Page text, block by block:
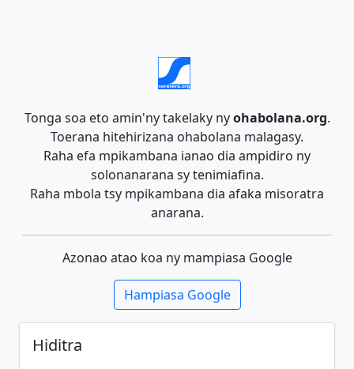
Tonga soa eto amin'ny takelaky nyohabolana.org.
Toerana hitehirizana ohabolana malagasy.
Raha efa mpikambana ianao dia ampidiro ny
solonanarana sy tenimiafina.
Raha mbola tsy mpikambana dia afaka misoratra
anarana.
Azonao atao koa ny mampiasa Google
Hampiasa Google
Hiditra